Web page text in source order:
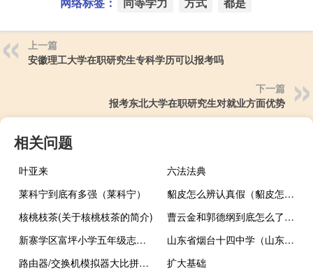
上一篇
安徽理工大学在职研究生专科学历可以报考吗
下一篇
报考东北大学在职研究生对就业方面优势
相关问题
叶亚来
六法法典
莱科宁到底有多强（莱科宁）
貂皮怎么辨认真假（貂皮怎么辨别好坏）
核桃枝茶(关于核桃枝茶的简介)
曹云金和郭德纲到底怎么了（曹云金和郭德纲是怎么回事因利润分配不均闹得反目成仇）
新寨学区富坪小学五年级志愿服务队(关于新寨学区富坪小学五年级志愿服务队的简介)
山东省烟台十四中学（山东省烟台十大特产）
路由器/交换机模拟器大比拼（RouterSim）
扩大基础